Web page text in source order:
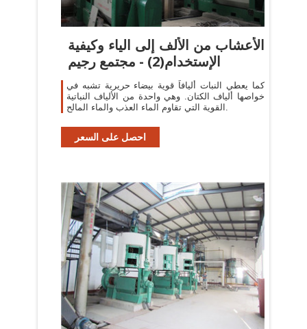
الأعشاب من الألف إلى الياء وكيفية
الإستخدام(2) - مجتمع رجيم
كما يعطي النبات أليافاً قوية بيضاء حريرية تشبه في
خواصها ألياف الكتان. وهي واحدة من الألياف النباتية
القوية التي تقاوم الماء العذب والماء المالح.
احصل على السعر